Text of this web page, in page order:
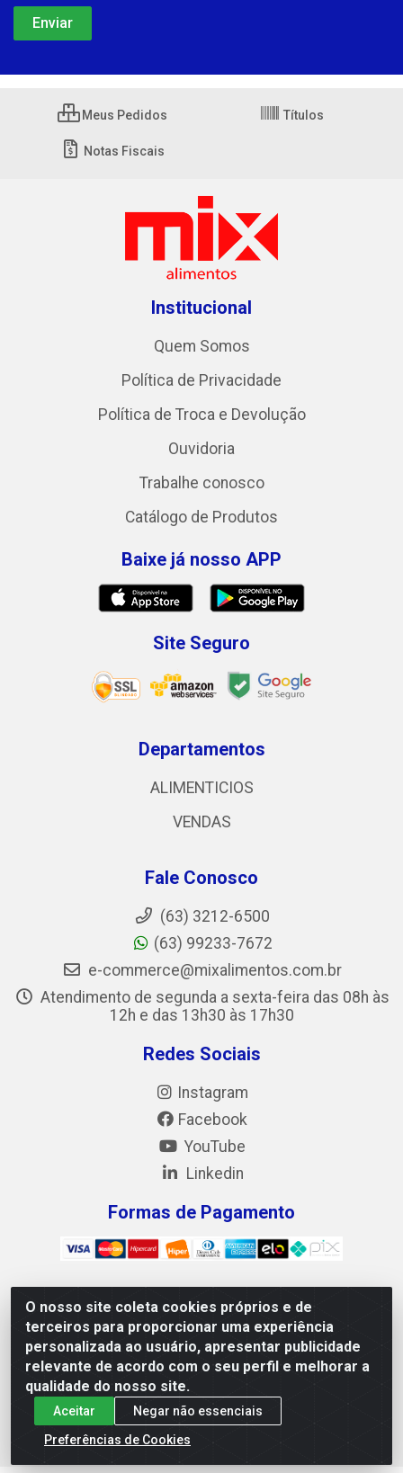
O nosso site coleta cookies próprios e de
terceiros para proporcionar uma experiência
personalizada ao usuário, apresentar publicidade
relevante de acordo com o seu perfil e melhorar a
qualidade do nosso site.
Aceitar
Negar não essenciais
Preferências de Cookies
Meus Pedidos Títulos
Notas Fiscais
Institucional
Quem Somos
Política de Privacidade
Política de Troca e Devolução
Ouvidoria
Trabalhe conosco
Catálogo de Produtos
Baixe já nosso APP
Site Seguro
Departamentos
ALIMENTICIOS
VENDAS
Fale Conosco
(63) 3212-6500
(63) 99233-7672
e-commerce@mixalimentos.com.br
Atendimento de segunda a sexta-feira das 08h às
12h e das 13h30 às 17h30
Redes Sociais
Instagram
Facebook
YouTube
Linkedin
Formas de Pagamento
Mix Alimentos LTDA - Quadra Asr Ne 55 (412 Norte), Alameda
02, S/N - Plano Diretor Norte, Palmas/TO - CEP 77.006-540 -
CNPJ 05.922.500/0001-02